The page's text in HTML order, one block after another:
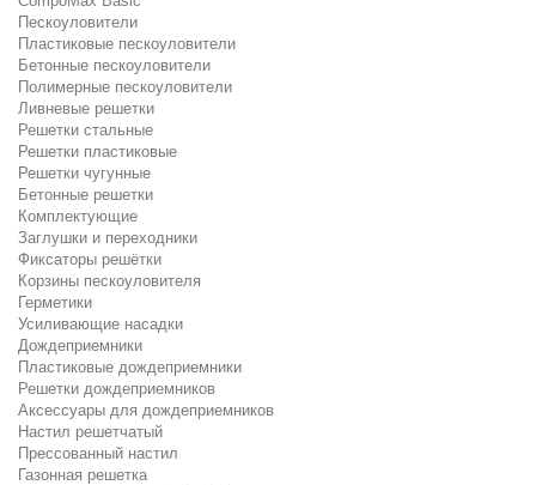
Пескоуловители
Пластиковые пескоуловители
Бетонные пескоуловители
Полимерные пескоуловители
Ливневые решетки
Решетки стальные
Решетки пластиковые
Решетки чугунные
Бетонные решетки
Комплектующие
Заглушки и переходники
Фиксаторы решётки
Корзины пескоуловителя
Герметики
Усиливающие насадки
Дождеприемники
Пластиковые дождеприемники
Решетки дождеприемников
Аксессуары для дождеприемников
Настил решетчатый
Прессованный настил
Газонная решетка